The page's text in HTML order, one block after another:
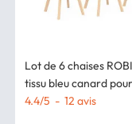
Lot de 6 chaises
tissu bleu canard
à manger
4.4/5 - 12 avis